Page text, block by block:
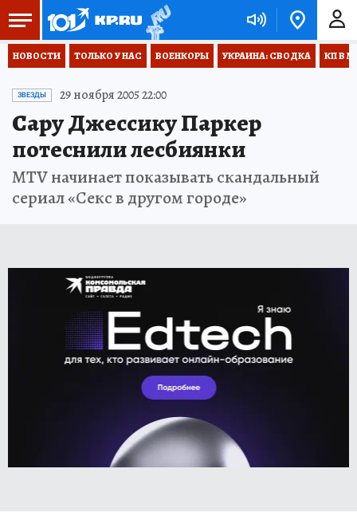
НОВОСТИ ТОЛЬКО У НАС ВОЕНКОРЫ УКРАИНА: СВОДКА КП В
ЗВЕЗДЫ 29 ноября 2005 22:00
Сару Джессику Паркер
потеснили лесбиянки
MTV начинает показывать скандальный
сериал «Секс в другом городе»